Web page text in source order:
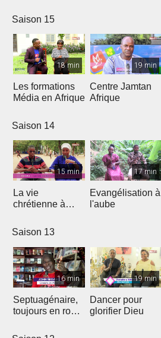
Saison 15
18 min
Les formations
Média en Afrique
19 min
Centre Jamtan
Afrique
Saison 14
15 min
La vie
chrétienne à
17 min
Evangélisation à
l'aube
Saison 13
16 min
Septuagénaire,
toujours en route
19 min
Dancer pour
glorifier Dieu